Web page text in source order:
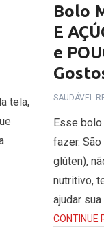
tela,
Bolo
E
e
SAUDÁVEL
Esse
fazer.
glúten),
nutritivo,
ajudar
CONTINUE